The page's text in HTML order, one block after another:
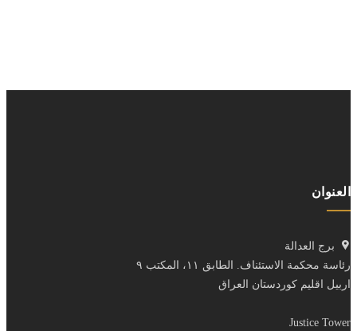
العنوان
برج العدالة
رئاسة محكمة الاستئناف. الطابق ١١، المكتب ٩
اربيل اقليم كوردستان العراق
Justice Tower